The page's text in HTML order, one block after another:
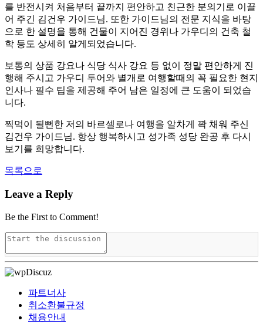
를 반전시켜 처음부터 끝까지 편안하고 친근한 분의기로 이끌
어 주긴 김건우 가이드님. 또한 가이드님의 전문 지식을 바탕
으로 한 설명을 통해 건물이 지어진 경위나 가우디의 건축 철
학 등도 상세히 알게되었습니다.
보통의 상품 강요나 식당 식사 강요 등 없이 정말 편안하게 진
행해 주시고 가우디 투어와 별개로 여행할때의 꼭 필요한 현지
인사나 필수 팁을 제공해 주어 남은 일정에 큰 도움이 되었습
니다.
찍먹이 될뻔한 저의 바르셀로나 여행을 알차게 꽉 채워 주신
김건우 가이드님. 항상 행복하시고 성가족 성당 완공 후 다시
보기를 희망합니다.
목록으로
Leave a Reply
Be the First to Comment!
파트너사
취소환불규정
채용안내